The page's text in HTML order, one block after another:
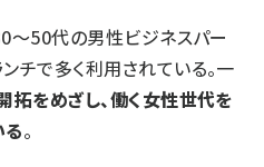
～50代の男性ビジネスパー
チで多く利用されている。一
拓をめざし、働く女性世代を
。